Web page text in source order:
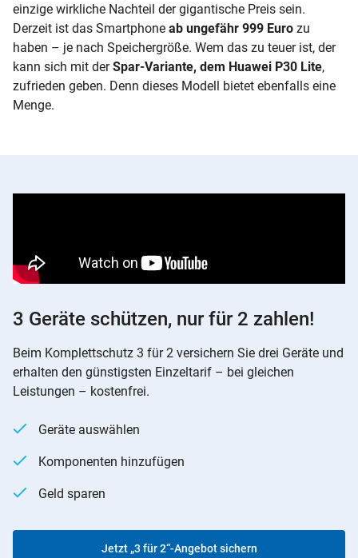
einzige wirkliche Nachteil der gigantische Preis sein.
Derzeit ist das Smartphone ab ungefähr 999 Euro zu
haben – je nach Speichergröße. Wem das zu teuer ist, der
kann sich mit der Spar-Variante, dem Huawei P30 Lite,
zufrieden geben. Denn dieses Modell bietet ebenfalls eine
Menge.
3 Geräte schützen, nur für 2 zahlen!
Beim Komplettschutz 3 für 2 versichern Sie drei Geräte und
erhalten den günstigsten Einzeltarif – bei gleichen
Leistungen – kostenfrei.
Geräte auswählen
Komponenten hinzufügen
Geld sparen
Jetzt „3 für 2“-Angebot sichern